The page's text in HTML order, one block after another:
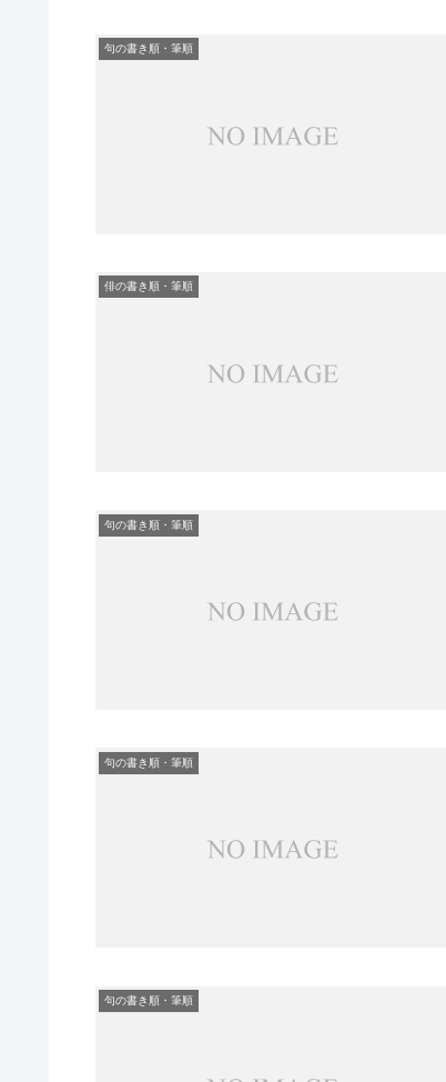
句の書き順・筆順
俳の書き順・筆順
句の書き順・筆順
句の書き順・筆順
句の書き順・筆順